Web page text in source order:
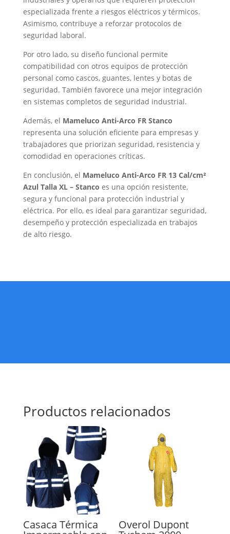
especializada frente a riesgos eléctricos y térmicos.
Asimismo, contribuye a reforzar protocolos de
seguridad laboral.
Por otro lado, su diseño funcional permite
compatibilidad con otros equipos de protección
personal como cascos, guantes, lentes y botas de
seguridad. También favorece una mejor integración
en sistemas completos de seguridad industrial.
Además, el Mameluco Anti-Arco FR Stanco
representa una solución eficiente para empresas y
trabajadores que priorizan seguridad, resistencia y
comodidad en operaciones críticas.
En conclusión, el Mameluco Anti-Arco FR 13 Cal/cm²
Azul Talla XL – Stanco es una opción resistente,
segura y funcional para protección industrial y
eléctrica. Por ello, es ideal para garantizar seguridad,
desempeño y protección especializada en trabajos
de alto riesgo.
Productos relacionados
Casaca Térmica Overol Dupont